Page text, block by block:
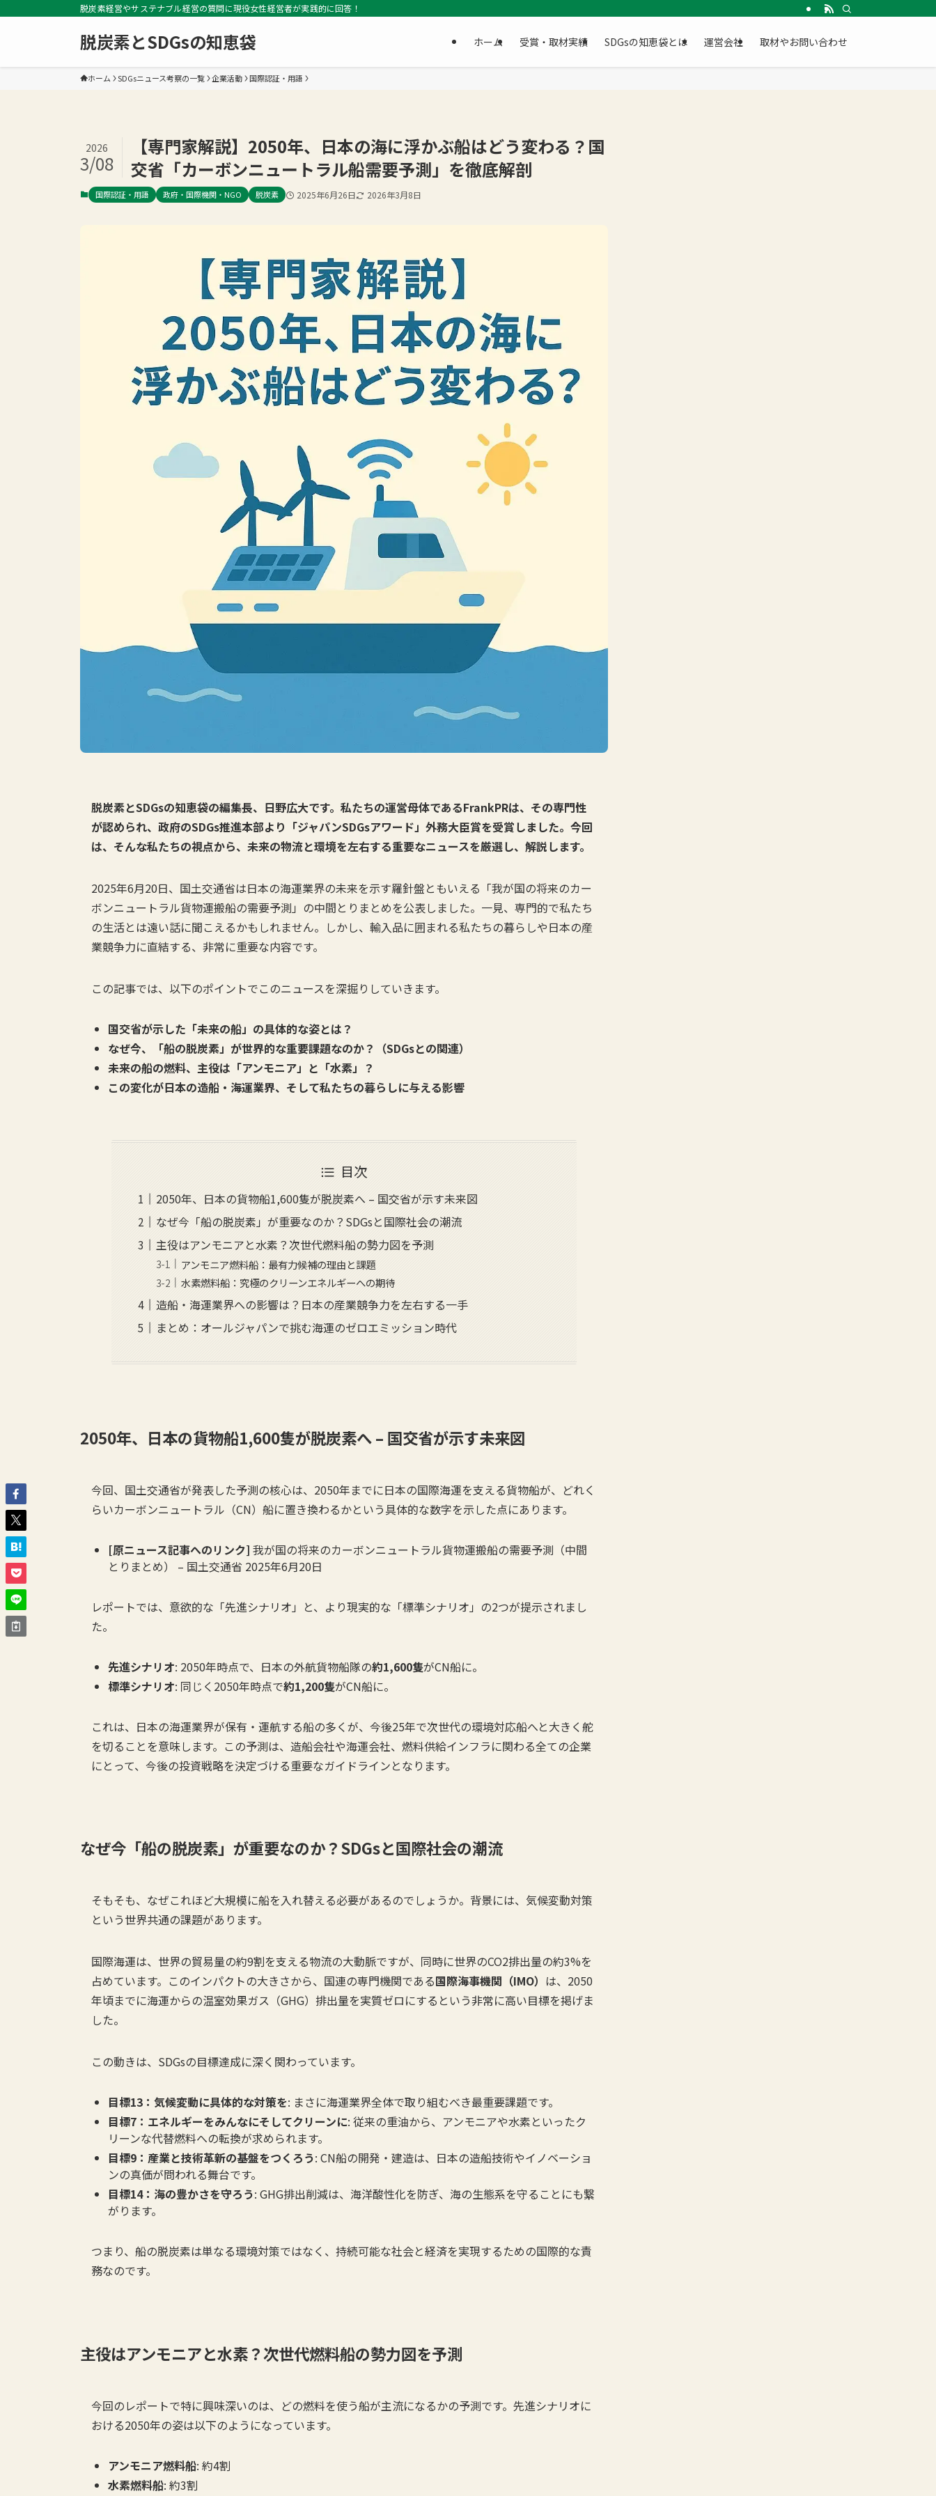
脱炭素経営やサステナブル経営の質問に現役女性経営者が実践的に回答！
脱炭素とSDGsの知恵袋 ホーム 受賞・取材実績 SDGsの知恵袋とは 運営会社 取材やお問い合わせ
ホーム SDGsニュース考察の一覧 企業活動 国際認証・用語
【専門家解説】2050年、日本の海に浮かぶ船はどう変わる？国
交省「カーボンニュートラル船需要予測」を徹底解剖
2026
3/08
国際認証・用語 政府・国際機関・NGO 脱炭素 2025年6月26日 2026年3月8日
脱炭素とSDGsの知恵袋の編集長、日野広大です。私たちの運営母体であるFrankPRは、その専門性
が認められ、政府のSDGs推進本部より「ジャパンSDGsアワード」外務大臣賞を受賞しました。今回
は、そんな私たちの視点から、未来の物流と環境を左右する重要なニュースを厳選し、解説します。
2025年6月20日、国土交通省は日本の海運業界の未来を示す羅針盤ともいえる「我が国の将来のカー
ボンニュートラル貨物運搬船の需要予測」の中間とりまとめを公表しました。一見、専門的で私たち
の生活とは遠い話に聞こえるかもしれません。しかし、輸入品に囲まれる私たちの暮らしや日本の産
業競争力に直結する、非常に重要な内容です。
この記事では、以下のポイントでこのニュースを深掘りしていきます。
国交省が示した「未来の船」の具体的な姿とは？
なぜ今、「船の脱炭素」が世界的な重要課題なのか？（SDGsとの関連）
未来の船の燃料、主役は「アンモニア」と「水素」？
この変化が日本の造船・海運業界、そして私たちの暮らしに与える影響
目次
2050年、日本の貨物船1,600隻が脱炭素へ – 国交省が示す未来図
なぜ今「船の脱炭素」が重要なのか？SDGsと国際社会の潮流
主役はアンモニアと水素？次世代燃料船の勢力図を予測
アンモニア燃料船：最有力候補の理由と課題
水素燃料船：究極のクリーンエネルギーへの期待
造船・海運業界への影響は？日本の産業競争力を左右する一手
まとめ：オールジャパンで挑む海運のゼロエミッション時代
2050年、日本の貨物船1,600隻が脱炭素へ – 国交省が示す未来図
今回、国土交通省が発表した予測の核心は、2050年までに日本の国際海運を支える貨物船が、どれく
らいカーボンニュートラル（CN）船に置き換わるかという具体的な数字を示した点にあります。
[原ニュース記事へのリンク] 我が国の将来のカーボンニュートラル貨物運搬船の需要予測（中間
とりまとめ） – 国土交通省 2025年6月20日
レポートでは、意欲的な「先進シナリオ」と、より現実的な「標準シナリオ」の2つが提示されまし
た。
先進シナリオ: 2050年時点で、日本の外航貨物船隊の約1,600隻がCN船に。
標準シナリオ: 同じく2050年時点で約1,200隻がCN船に。
これは、日本の海運業界が保有・運航する船の多くが、今後25年で次世代の環境対応船へと大きく舵
を切ることを意味します。この予測は、造船会社や海運会社、燃料供給インフラに関わる全ての企業
にとって、今後の投資戦略を決定づける重要なガイドラインとなります。
なぜ今「船の脱炭素」が重要なのか？SDGsと国際社会の潮流
そもそも、なぜこれほど大規模に船を入れ替える必要があるのでしょうか。背景には、気候変動対策
という世界共通の課題があります。
国際海運は、世界の貿易量の約9割を支える物流の大動脈ですが、同時に世界のCO2排出量の約3%を
占めています。このインパクトの大きさから、国連の専門機関である国際海事機関（IMO） は、2050
年頃までに海運からの温室効果ガス（GHG）排出量を実質ゼロにするという非常に高い目標を掲げま
した。
この動きは、SDGsの目標達成に深く関わっています。
目標13：気候変動に具体的な対策を: まさに海運業界全体で取り組むべき最重要課題です。
目標7：エネルギーをみんなにそしてクリーンに: 従来の重油から、アンモニアや水素といったク
リーンな代替燃料への転換が求められます。
目標9：産業と技術革新の基盤をつくろう: CN船の開発・建造は、日本の造船技術やイノベーショ
ンの真価が問われる舞台です。
目標14：海の豊かさを守ろう: GHG排出削減は、海洋酸性化を防ぎ、海の生態系を守ることにも繋
がります。
つまり、船の脱炭素は単なる環境対策ではなく、持続可能な社会と経済を実現するための国際的な責
務なのです。
主役はアンモニアと水素？次世代燃料船の勢力図を予測
今回のレポートで特に興味深いのは、どの燃料を使う船が主流になるかの予測です。先進シナリオに
おける2050年の姿は以下のようになっています。
アンモニア燃料船: 約4割
水素燃料船: 約3割